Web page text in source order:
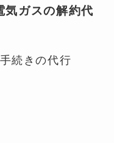
気ガスの解約代
続きの代行